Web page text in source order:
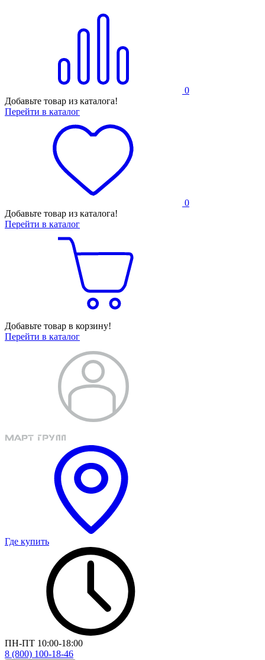
0
Добавьте товар из каталога!
Перейти в каталог
0
Добавьте товар из каталога!
Перейти в каталог
Добавьте товар в корзину!
Перейти в каталог
Где купить
ПН-ПТ 10:00-18:00
8 (800) 100-18-46